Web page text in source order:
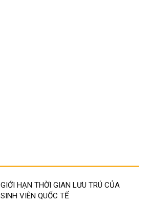
GIỚI HẠN THỜI GIAN LƯU TRÚ CỦA
SINH VIÊN QUỐC TẾ